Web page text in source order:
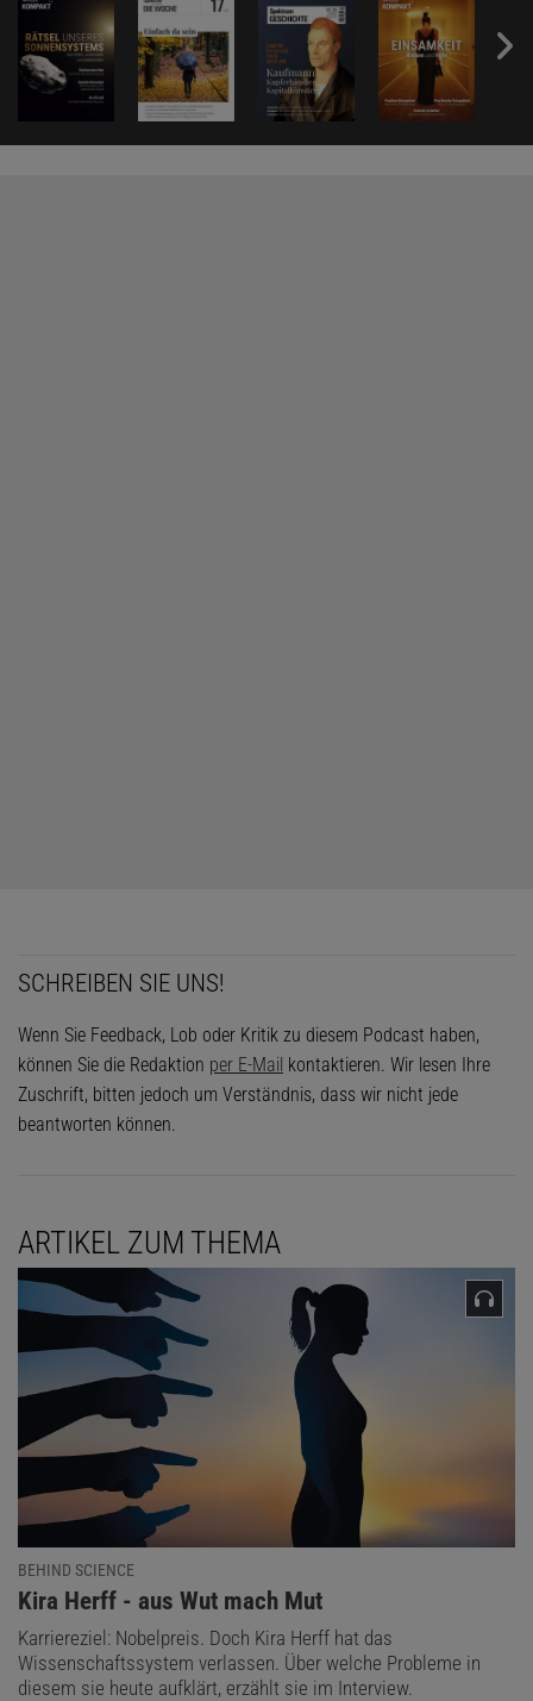
SCHREIBEN SIE UNS!
Wenn Sie Feedback, Lob oder Kritik zu diesem Podcast haben,
können Sie die Redaktion per E-Mail kontaktieren. Wir lesen Ihre
Zuschrift, bitten jedoch um Verständnis, dass wir nicht jede
beantworten können.
ARTIKEL ZUM THEMA
BEHIND SCIENCE
:
Kira Herff - aus Wut mach Mut
Karriereziel: Nobelpreis. Doch Kira Herff hat das
Wissenschaftssystem verlassen. Über welche Probleme in
diesem sie heute aufklärt, erzählt sie im Interview.